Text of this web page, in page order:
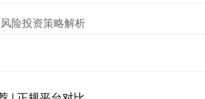
险投资策略解析